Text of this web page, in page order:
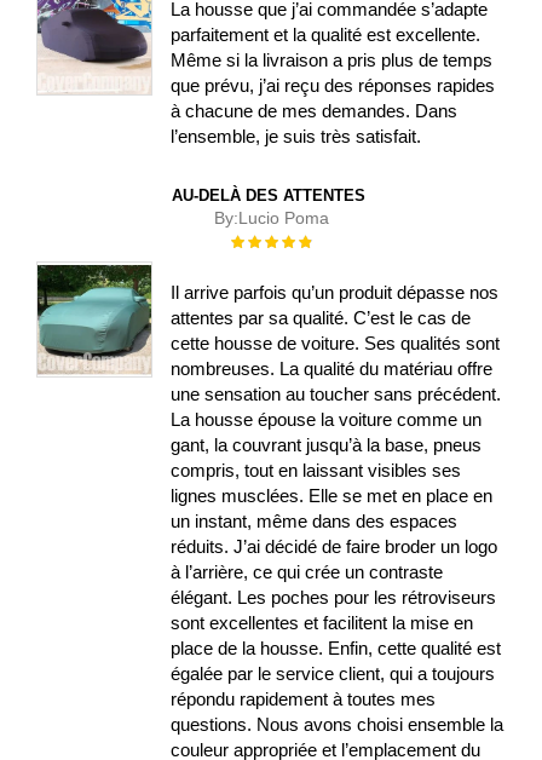
La housse que j’ai commandée s’adapte
parfaitement et la qualité est excellente.
Même si la livraison a pris plus de temps
que prévu, j’ai reçu des réponses rapides
à chacune de mes demandes. Dans
l’ensemble, je suis très satisfait.
AU-DELÀ DES ATTENTES
By:Lucio Poma
Évaluation :
Il arrive parfois qu’un produit dépasse nos
attentes par sa qualité. C’est le cas de
cette housse de voiture. Ses qualités sont
nombreuses. La qualité du matériau offre
une sensation au toucher sans précédent.
La housse épouse la voiture comme un
gant, la couvrant jusqu’à la base, pneus
compris, tout en laissant visibles ses
lignes musclées. Elle se met en place en
un instant, même dans des espaces
réduits. J’ai décidé de faire broder un logo
à l’arrière, ce qui crée un contraste
élégant. Les poches pour les rétroviseurs
sont excellentes et facilitent la mise en
place de la housse. Enfin, cette qualité est
égalée par le service client, qui a toujours
répondu rapidement à toutes mes
questions. Nous avons choisi ensemble la
couleur appropriée et l’emplacement du